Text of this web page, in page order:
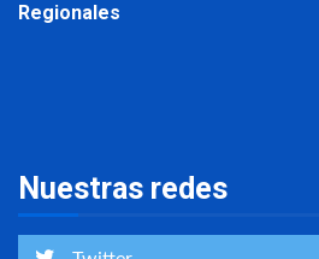
Regionales
Nuestras redes